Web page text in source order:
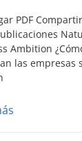
PDF
Ambition
las empresas